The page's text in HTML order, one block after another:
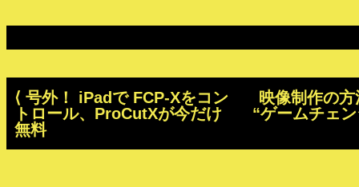
⟨ 号外！ iPadで FCP-Xをコン
トロール、ProCutXが今だけ
無料
映像制作の
“ゲームチェ